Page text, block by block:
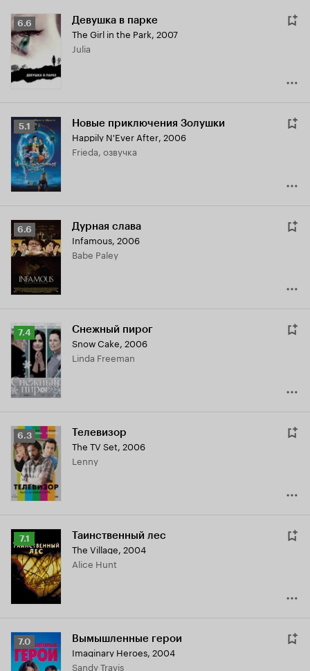
Рейтинг
Кинопоиска
6.6
6.6 Девушка в парке
The Girl in the Park, 2007
Julia
Рейтинг
Кинопоиска
5.1
5.1 Новые приключения Золушки
Happily N'Ever After, 2006
Frieda, озвучка
Рейтинг
Кинопоиска
6.6
6.6 Дурная слава
Infamous, 2006
Babe Paley
Рейтинг
Кинопоиска
7.4
7.4 Снежный пирог
Snow Cake, 2006
Linda Freeman
Рейтинг
Кинопоиска
6.3
6.3 Телевизор
The TV Set, 2006
Lenny
Рейтинг
Кинопоиска
7.1
7.1 Таинственный лес
The Village, 2004
Alice Hunt
Рейтинг
Кинопоиска
7.0
7.0 Вымышленные герои
Imaginary Heroes, 2004
Sandy Travis